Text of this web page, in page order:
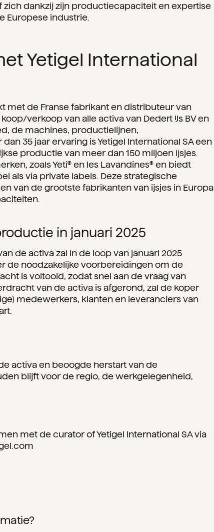
dankzij zijn productiecapaciteit en expertise
Europese industrie.
Yetigel International
met de Franse fabrikant en distributeur van
verkoop van alle activa van Dedert IJs BV en
de machines, productielijnen,
35 jaar ervaring is Yetigel International SA een
productie van meer dan 150 miljoen ijsjes.
zoals Yeti® en les Lavandines® en biedt
als via private labels. Deze strategische
van de grootste fabrikanten van ijsjes in Europa
in januari 2025
de activa zal in de loop van januari 2025
de noodzakelijke voorbereidingen om de
is voltooid, zodat snel aan de vraag van
van de activa is afgerond, zal de koper
medewerkers, klanten en leveranciers van
activa en beoogde herstart van de
blijft voor de regio, de werkgelegenheid,
met de curator of Yetigel International SA via